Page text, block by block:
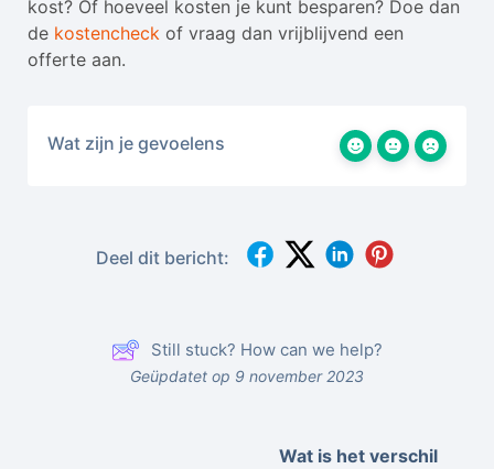
kost? Of hoeveel kosten je kunt besparen? Doe dan
de kostencheck of vraag dan vrijblijvend een
offerte aan.
Wat zijn je gevoelens
Deel dit bericht:
Still stuck? How can we help?
Geüpdatet op 9 november 2023
Wat is het verschil